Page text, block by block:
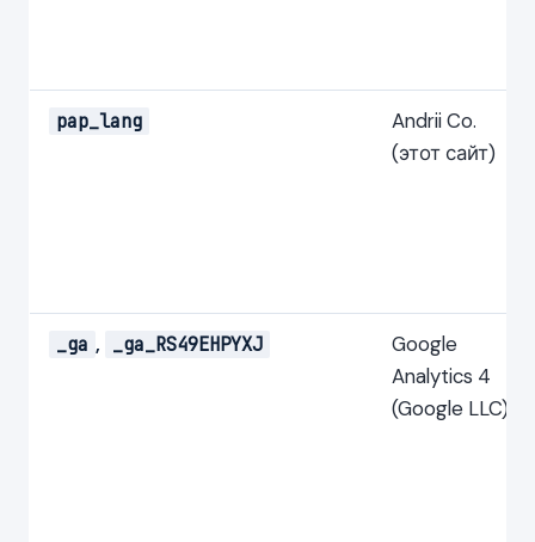
pap_lang
Andrii Co.
(этот сайт)
_ga , _ga_RS49EHPYXJ
Google
Analytics 4
(Google LLC)